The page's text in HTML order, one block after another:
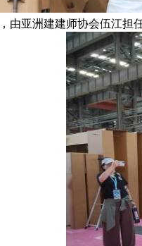
由亚洲建建师协会伍江